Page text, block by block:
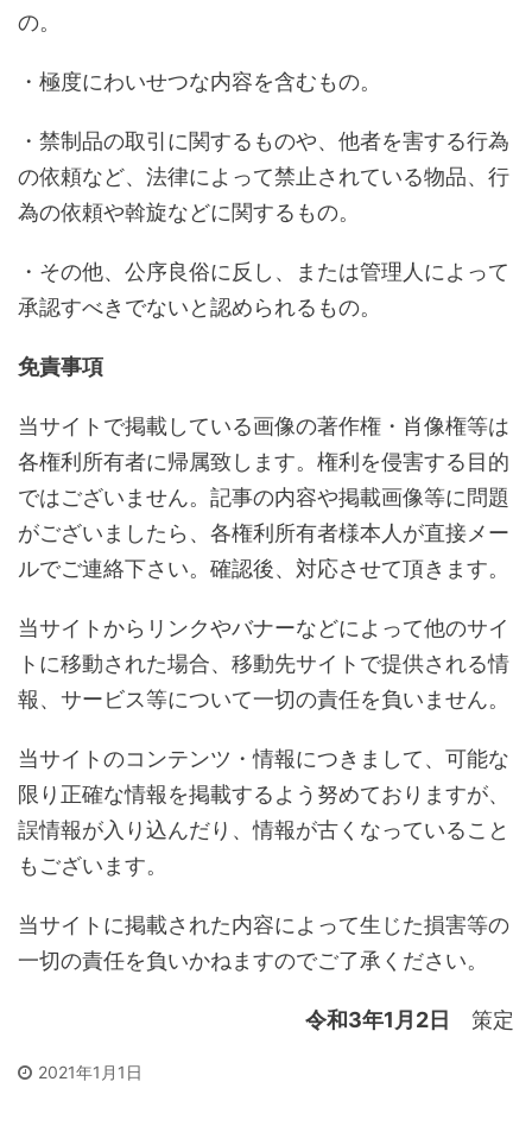
の。
・極度にわいせつな内容を含むもの。
・禁制品の取引に関するものや、他者を害する行為
の依頼など、法律によって禁止されている物品、行
為の依頼や斡旋などに関するもの。
・その他、公序良俗に反し、または管理人によって
承認すべきでないと認められるもの。
免責事項
当サイトで掲載している画像の著作権・肖像権等は
各権利所有者に帰属致します。権利を侵害する目的
ではございません。記事の内容や掲載画像等に問題
がございましたら、各権利所有者様本人が直接メー
ルでご連絡下さい。確認後、対応させて頂きます。
当サイトからリンクやバナーなどによって他のサイ
トに移動された場合、移動先サイトで提供される情
報、サービス等について一切の責任を負いません。
当サイトのコンテンツ・情報につきまして、可能な
限り正確な情報を掲載するよう努めておりますが、
誤情報が入り込んだり、情報が古くなっていること
もございます。
当サイトに掲載された内容によって生じた損害等の
一切の責任を負いかねますのでご了承ください。
令和3年1月2日 策定
2021年1月1日